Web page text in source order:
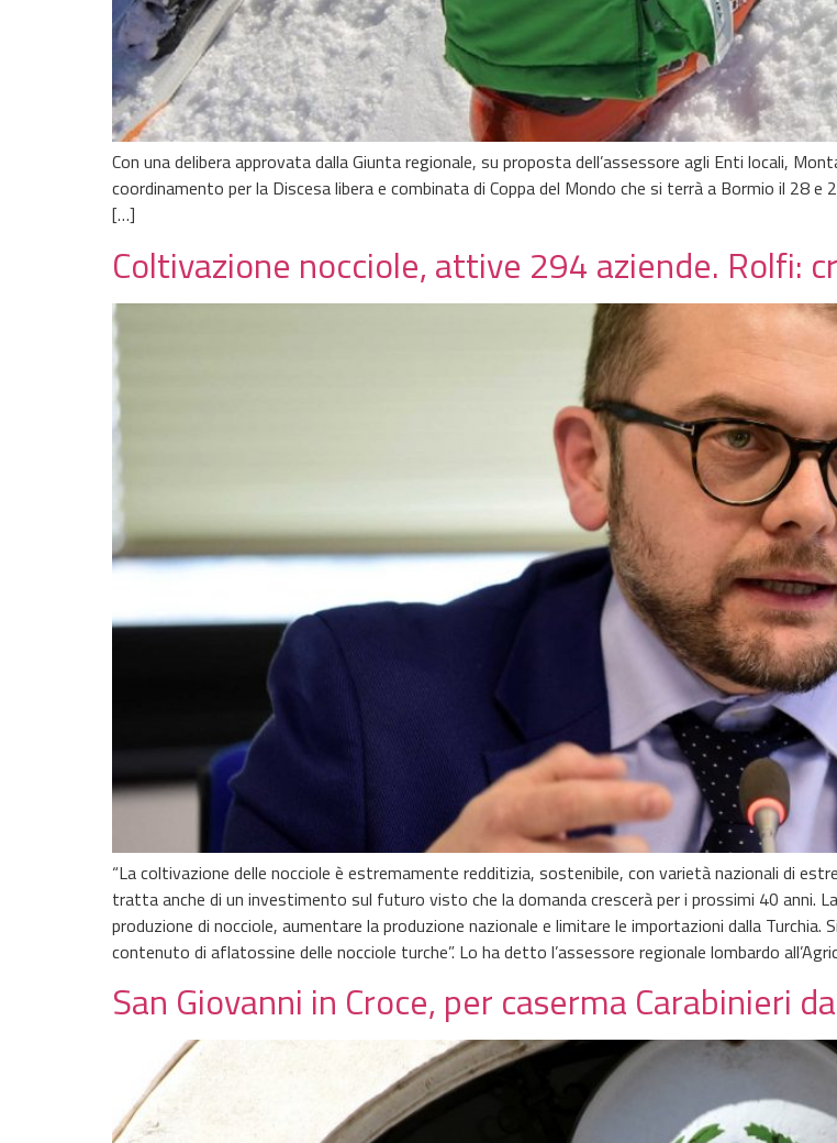
Con una delibera approvata dalla Giunta regionale, su proposta dell’assessore agli Enti locali,
coordinamento per la Discesa libera e combinata di Coppa del Mondo che si terrà a Bormio il 28
[…]
Coltivazione nocciole, attive 294 aziende. Rolfi:
“La coltivazione delle nocciole è estremamente redditizia, sostenibile, con varietà nazionali di
tratta anche di un investimento sul futuro visto che la domanda crescerà per i prossimi 40 anni.
produzione di nocciole, aumentare la produzione nazionale e limitare le importazioni dalla
contenuto di aflatossine delle nocciole turche”. Lo ha detto l’assessore regionale lombardo
San Giovanni in Croce, per caserma Carabinieri